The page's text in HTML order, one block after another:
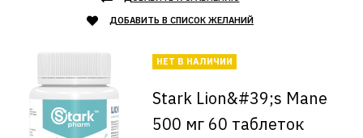
ДОБАВИТЬ В СПИСОК ЖЕЛАНИЙ
НЕТ В НАЛИЧИИ
Stark Lion&#39;s Mane
500 мг 60 таблеток